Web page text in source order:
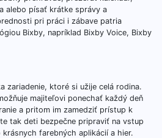
alebo písať krátke správy a
pri práci i zábave patria
Bixby, napríklad Bixby Voice, Bixby
zariadenie, ktoré si užije celá rodina.
majiteľovi ponechať každý deň
a pritom im zamedziť prístup k
tak deti bezpečne pripraviť na vstup
farebných aplikácií a hier.